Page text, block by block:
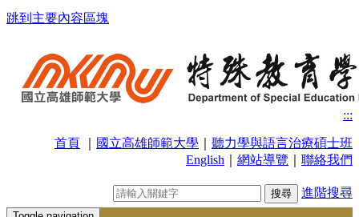
跳到主要內容區塊
:::
首頁 國立高雄師範大學
聽力學與語言治療碩士班
English
網站導覽 聯絡我們
進階搜尋